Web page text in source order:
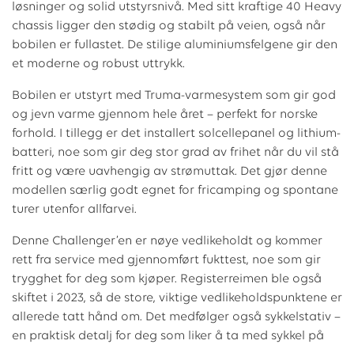
løsninger og solid utstyrsnivå. Med sitt kraftige 40 Heavy
chassis ligger den stødig og stabilt på veien, også når
bobilen er fullastet. De stilige aluminiumsfelgene gir den
et moderne og robust uttrykk.
Bobilen er utstyrt med Truma-varmesystem som gir god
og jevn varme gjennom hele året – perfekt for norske
forhold. I tillegg er det installert solcellepanel og lithium-
batteri, noe som gir deg stor grad av frihet når du vil stå
fritt og være uavhengig av strømuttak. Det gjør denne
modellen særlig godt egnet for fricamping og spontane
turer utenfor allfarvei.
Denne Challenger’en er nøye vedlikeholdt og kommer
rett fra service med gjennomført fukttest, noe som gir
trygghet for deg som kjøper. Registerreimen ble også
skiftet i 2023, så de store, viktige vedlikeholdspunktene er
allerede tatt hånd om. Det medfølger også sykkelstativ –
en praktisk detalj for deg som liker å ta med sykkel på